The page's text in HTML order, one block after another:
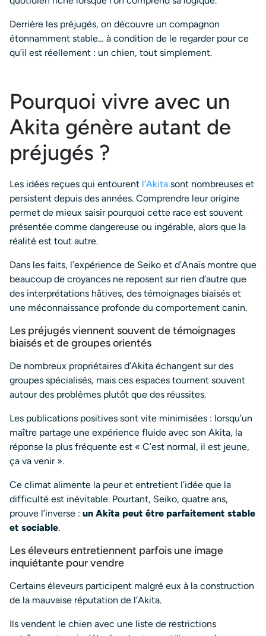
Derrière les préjugés, on découvre un compagnon
étonnamment stable… à condition de le regarder pour ce
qu’il est réellement : un chien, tout simplement.
Pourquoi vivre avec un
Akita génère autant de
préjugés ?
Les idées reçues qui entourent l’Akita sont nombreuses et
persistent depuis des années. Comprendre leur origine
permet de mieux saisir pourquoi cette race est souvent
présentée comme dangereuse ou ingérable, alors que la
réalité est tout autre.
Dans les faits, l’expérience de Seiko et d’Anaïs montre que
beaucoup de croyances ne reposent sur rien d’autre que
des interprétations hâtives, des témoignages biaisés et
une méconnaissance profonde du comportement canin.
Les préjugés viennent souvent de témoignages
biaisés et de groupes orientés
De nombreux propriétaires d’Akita échangent sur des
groupes spécialisés, mais ces espaces tournent souvent
autour des problèmes plutôt que des réussites.
Les publications positives sont vite minimisées : lorsqu’un
maître partage une expérience fluide avec son Akita, la
réponse la plus fréquente est « C’est normal, il est jeune,
ça va venir ».
Ce climat alimente la peur et entretient l’idée que la
difficulté est inévitable. Pourtant, Seiko, quatre ans,
prouve l’inverse : un Akita peut être parfaitement stable
et sociable.
Les éleveurs entretiennent parfois une image
inquiétante pour vendre
Certains éleveurs participent malgré eux à la construction
de la mauvaise réputation de l’Akita.
Ils vendent le chien avec une liste de restrictions